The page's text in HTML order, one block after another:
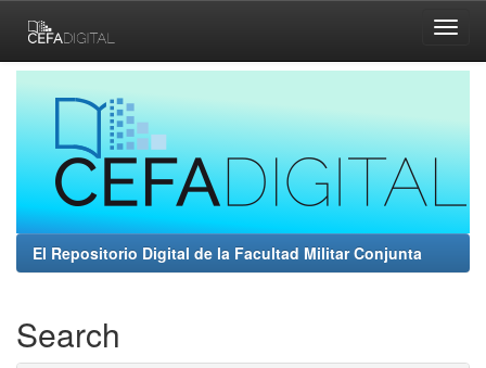
navigation
El Repositorio Digital de la Facultad Militar Conjunta
Search